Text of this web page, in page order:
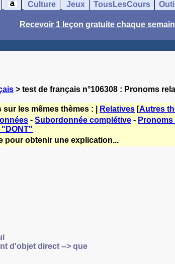
Culture Jeux TousLesCours
Recevoir 1 leçon gratuite chaque
> test de français n°106308 : Pronoms
les mêmes thèmes : | Relatives [Autres
- Subordonnée complétive -
"DONT"
pour obtenir une explication...
d'objet direct --> que